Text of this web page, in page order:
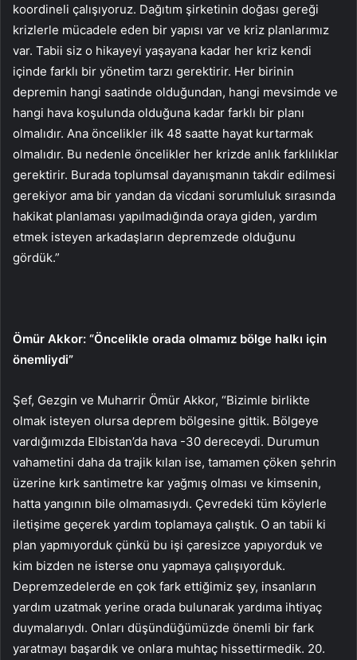
koordineli çalışıyoruz. Dağıtım şirketinin doğası gereği
krizlerle mücadele eden bir yapısı var ve kriz planlarımız
var. Tabii siz o hikayeyi yaşayana kadar her kriz kendi
içinde farklı bir yönetim tarzı gerektirir. Her birinin
depremin hangi saatinde olduğundan, hangi mevsimde ve
hangi hava koşulunda olduğuna kadar farklı bir planı
olmalıdır. Ana öncelikler ilk 48 saatte hayat kurtarmak
olmalıdır. Bu nedenle öncelikler her krizde anlık farklılıklar
gerektirir. Burada toplumsal dayanışmanın takdir edilmesi
gerekiyor ama bir yandan da vicdani sorumluluk sırasında
hakikat planlaması yapılmadığında oraya giden, yardım
etmek isteyen arkadaşların depremzede olduğunu
gördük.”
Ömür Akkor: “Öncelikle orada olmamız bölge halkı için
önemliydi”
Şef, Gezgin ve Muharrir Ömür Akkor, “Bizimle birlikte
olmak isteyen olursa deprem bölgesine gittik. Bölgeye
vardığımızda Elbistan’da hava -30 dereceydi. Durumun
vahametini daha da trajik kılan ise, tamamen çöken şehrin
üzerine kırk santimetre kar yağmış olması ve kimsenin,
hatta yangının bile olmamasıydı. Çevredeki tüm köylerle
iletişime geçerek yardım toplamaya çalıştık. O an tabii ki
plan yapmıyorduk çünkü bu işi çaresizce yapıyorduk ve
kim bizden ne isterse onu yapmaya çalışıyorduk.
Depremzedelerde en çok fark ettiğimiz şey, insanların
yardım uzatmak yerine orada bulunarak yardıma ihtiyaç
duymalarıydı. Onları düşündüğümüzde önemli bir fark
yaratmayı başardık ve onlara muhtaç hissettirmedik. 20.